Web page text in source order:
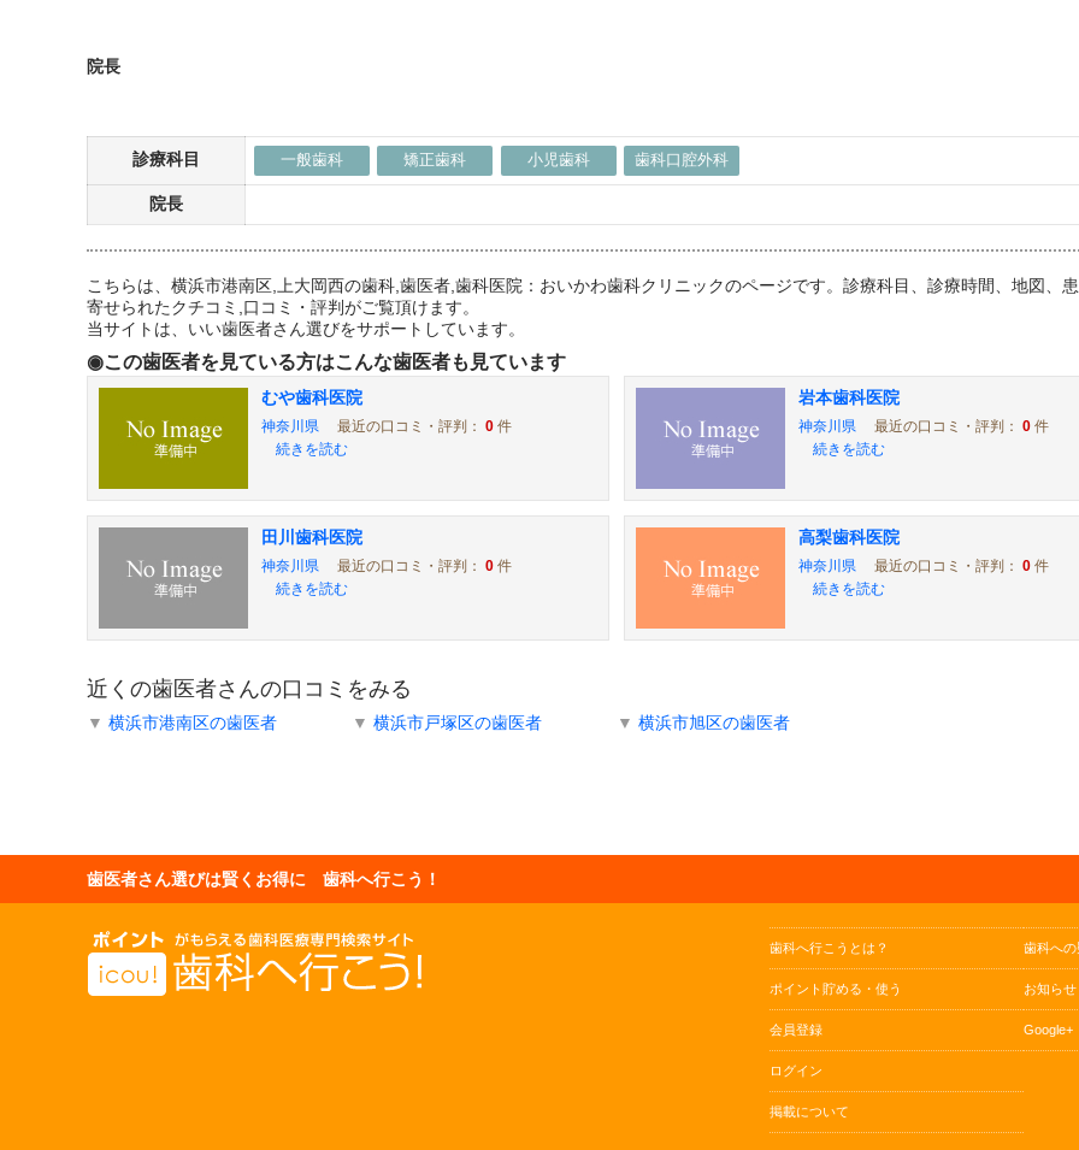
院長
診療科目 一般歯科 矯正歯科 小児歯科 歯科口腔外科
院長
こちらは、横浜市港南区,上大岡西の歯科,歯医者,歯科医院：おいかわ歯科クリニックのページです。診療科目、診療時間、地図、
寄せられたクチコミ,口コミ・評判がご覧頂けます。
当サイトは、いい歯医者さん選びをサポートしています。
◉この歯医者を見ている方はこんな歯医者も見ています
むや歯科医院
神奈川県 最近の口コミ・評判： 0件
続きを読む
岩本歯科医院
神奈川県 最近の口コミ・評判： 0件
続きを読む
田川歯科医院
神奈川県 最近の口コミ・評判： 0件
続きを読む
高梨歯科医院
神奈川県 最近の口コミ・評判： 0件
続きを読む
近くの歯医者さんの口コミをみる
▼ 横浜市港南区の歯医者 ▼ 横浜市戸塚区の歯医者 ▼ 横浜市旭区の歯医者
歯医者さん選びは賢くお得に 歯科へ行こう！
歯科へ行こうとは？
ポイント貯める・使う
会員登録
ログイン
掲載について
歯科へ
お知らせ
Google+